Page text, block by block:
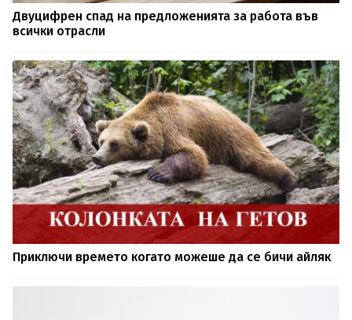
Двуцифрен спад на предложенията за работа във
всички отрасли
Приключи времето когато можеше да се бичи айляк